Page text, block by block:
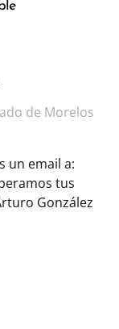
de Morelos
un email a:
tus
González